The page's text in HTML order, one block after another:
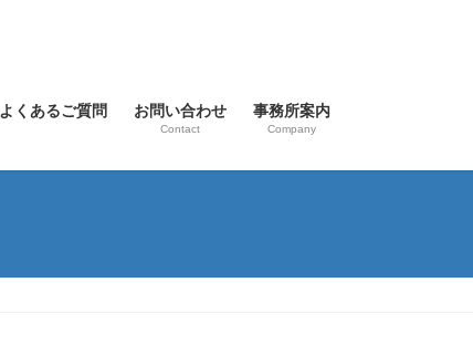
よくあるご質問 お問い合わせ
Contact
事務所案内
Company